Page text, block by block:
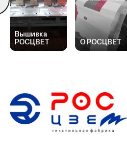
Вышивка
РОСЦВЕТ
О РОСЦВЕТ